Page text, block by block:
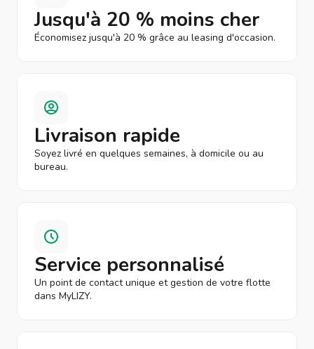
Jusqu'à 20 % moins cher
Économisez jusqu'à 20 % grâce au leasing d'occasion.
Livraison rapide
Soyez livré en quelques semaines, à domicile ou au
bureau.
Service personnalisé
Un point de contact unique et gestion de votre flotte
dans MyLIZY.